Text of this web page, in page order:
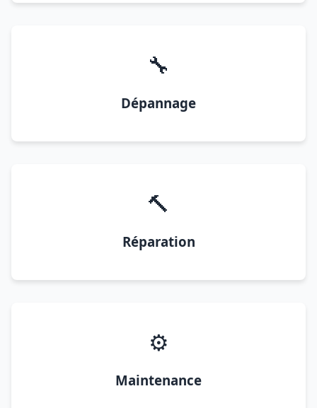
🔧
Dépannage
🔨
Réparation
⚙️
Maintenance